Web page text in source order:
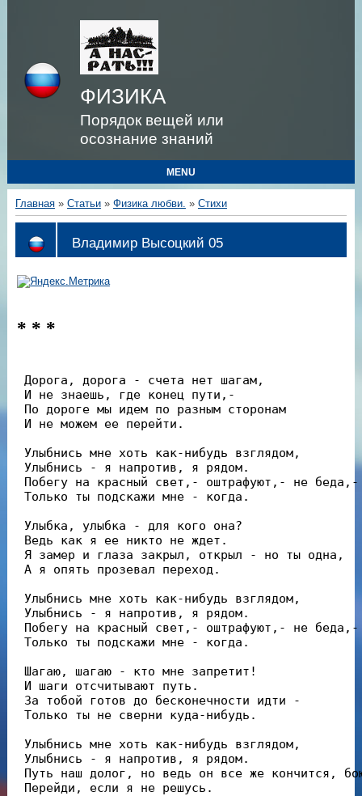
ФИЗИКА
Порядок вещей или
осознание знаний
MENU
Главная» Статьи» Физика любви. » Стихи
Владимир Высоцкий 05
* * *
Дорога, дорога - счета нет шагам,
И не знаешь, где конец пути,-
По дороге мы идем по разным сторонам
И не можем ее перейти.
Улыбнись мне хоть как-нибудь взглядом,
Улыбнись - я напротив, я рядом.
Побегу на красный свет,- оштрафуют,- не
Только ты подскажи мне - когда.
Улыбка, улыбка - для кого она?
Ведь как я ее никто не ждет.
Я замер и глаза закрыл, открыл - но ты одна,
А я опять прозевал переход.
Улыбнись мне хоть как-нибудь взглядом,
Улыбнись - я напротив, я рядом.
Побегу на красный свет,- оштрафуют,- не
Только ты подскажи мне - когда.
Шагаю, шагаю - кто мне запретит!
И шаги отсчитывают путь.
За тобой готов до бесконечности идти -
Только ты не сверни куда-нибудь.
Улыбнись мне хоть как-нибудь взглядом,
Улыбнись - я напротив, я рядом.
Путь наш долог, но ведь он все же кончится,
Перейди, если я не решусь.